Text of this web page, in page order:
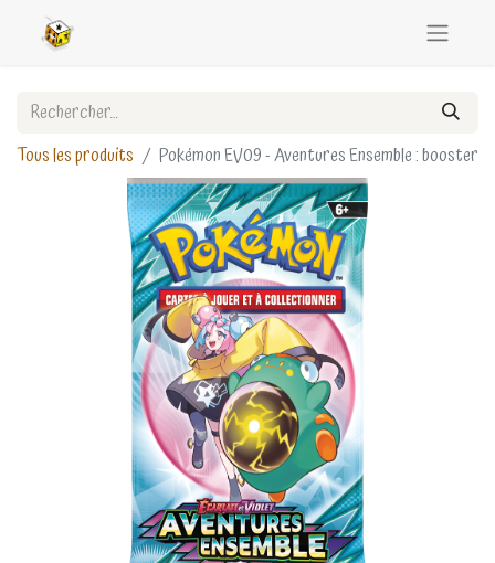
Tous les produits Pokémon EV09 - Aventures Ensemble : booster